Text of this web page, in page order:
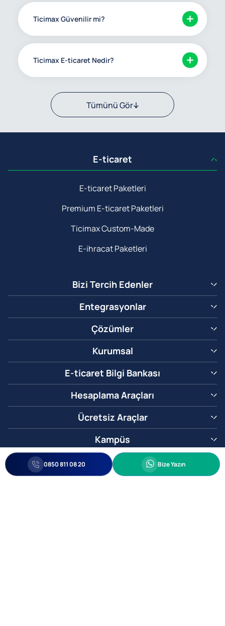
Ticimax Güvenilir mi?
Ticimax E-ticaret Nedir?
Tümünü Gör
E-ticaret
E-ticaret Paketleri
Premium E-ticaret Paketleri
Ticimax Custom-Made
E-ihracat Paketleri
Bizi Tercih Edenler
Entegrasyonlar
Çözümler
Kurumsal
E-ticaret Bilgi Bankası
Hesaplama Araçları
Ücretsiz Araçlar
Kampüs
0850 811 08 20 Whatsapp
Bize Yazın
0850 811 08 20